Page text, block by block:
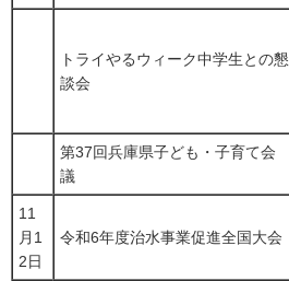
トライやるウィーク中学生との懇
談会
第37回兵庫県子ども・子育て会
議
11
月1
2日
令和6年度治水事業促進全国大会